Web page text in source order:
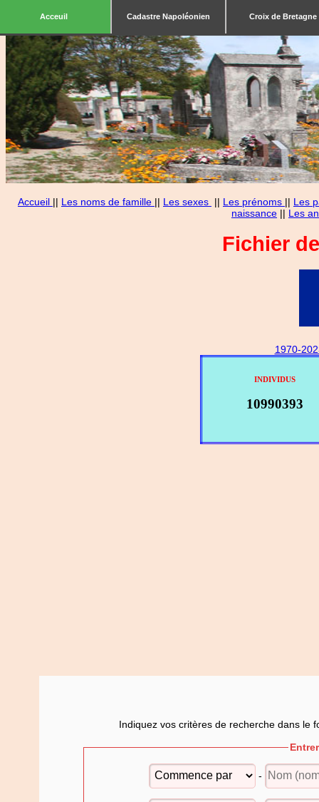
Acceuil Cadastre Napoléonien Croix de Bretagne
Accueil || Les noms de famille || Les sexes || Les prénoms || Les
naissance || Les
Fichier
1970-
INDIVIDUS
10990393
Indiquez vos critères de recherche dans le
-